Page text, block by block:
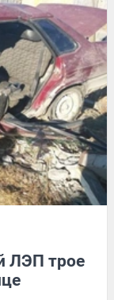
ЛЭП трое